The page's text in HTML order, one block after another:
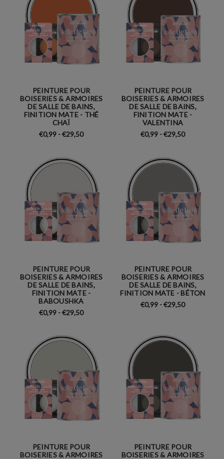
PEINTURE POUR
BOISERIES & ARMOIRES
DE SALLE DE BAINS,
FINITION MATE - THÉ
CHAÏ
€0,99 - €29,50
PEINTURE POUR
BOISERIES & ARMOIRES
DE SALLE DE BAINS,
FINITION MATE -
VALENTINA
€0,99 - €29,50
PEINTURE POUR
BOISERIES & ARMOIRES
DE SALLE DE BAINS,
FINITION MATE -
BABOUSHKA
€0,99 - €29,50
PEINTURE POUR
BOISERIES & ARMOIRES
DE SALLE DE BAINS,
FINITION MATE - BÉTON
€0,99 - €29,50
PEINTURE POUR
BOISERIES & ARMOIRES
PEINTURE POUR
BOISERIES & ARMOIRES